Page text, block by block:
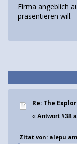
Firma angeblich
präsentieren will.
Re: The
« Antwort #38
Zitat von: alepu am